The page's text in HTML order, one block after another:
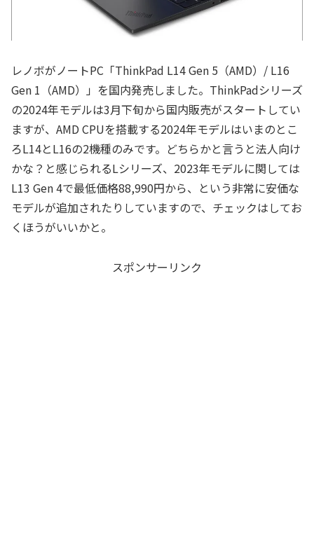
レノボがノートPC「ThinkPad L14 Gen 5（AMD）/ L16
Gen 1（AMD）」を国内発売しました。ThinkPadシリーズ
の2024年モデルは3月下旬から国内販売がスタートしてい
ますが、AMD CPUを搭載する2024年モデルはいまのとこ
ろL14とL16の2機種のみです。どちらかと言うと法人向け
かな？と感じられるLシリーズ、2023年モデルに関しては
L13 Gen 4で最低価格88,990円から、という非常に安価な
モデルが追加されたりしていますので、チェックはしてお
くほうがいいかと。
スポンサーリンク